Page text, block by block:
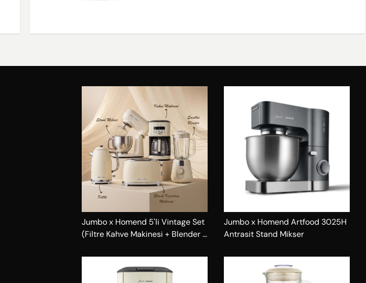
Jumbo x Homend 5'li Vintage Set
(Filtre Kahve Makinesi + Blender +
Ekmek Kızartma Makinesi)
Jumbo x Homend Artfood 3025H
Antrasit Stand Mikser